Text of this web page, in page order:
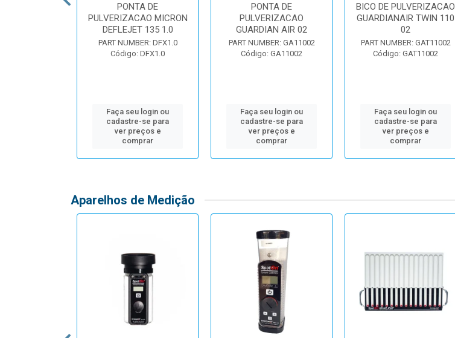
PONTA DE
PULVERIZACAO MICRON
DEFLEJET 135 1.0
PART NUMBER: DFX1.0
Código: DFX1.0
Faça seu login ou
cadastre-se para
ver preços e
comprar
PONTA DE
PULVERIZACAO
GUARDIAN AIR 02
PART NUMBER: GA11002
Código: GA11002
Faça seu login ou
cadastre-se para
ver preços e
comprar
BICO DE PULVERIZACAO
GUARDIANAIR TWIN 110
02
PART NUMBER: GAT11002
Código: GAT11002
Faça seu login ou
cadastre-se para
ver preços e
comprar
Aparelhos de Medição